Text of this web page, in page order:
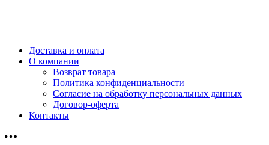
Доставка и оплата
О компании
Возврат товара
Политика конфиденциальности
Согласие на обработку персональных данных
Договор-оферта
Контакты